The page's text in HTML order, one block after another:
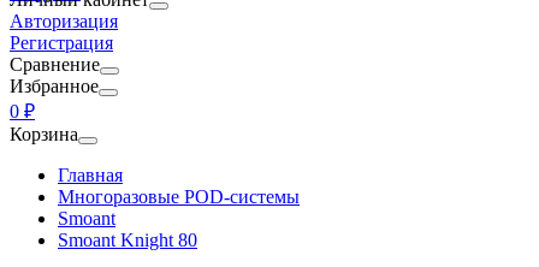
Авторизация
Регистрация
Сравнение
Избранное
0 ₽
Корзина
Главная
Многоразовые POD-системы
Smoant
Smoant Knight 80